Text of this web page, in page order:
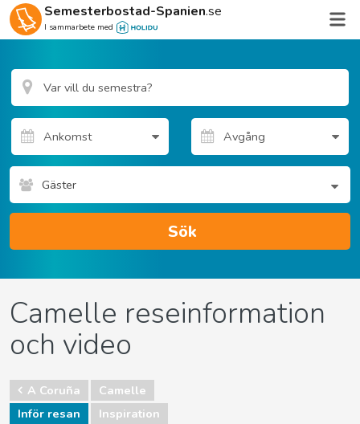
Semesterbostad-Spanien.se
I sammarbete med
Gäster
Sök
Camelle reseinformation
och video
A Coruña
Camelle
Inför resan
Inspiration